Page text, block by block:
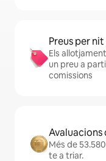
Preus per
Els
un preu a
comissions
Avaluacions
Més de
te a triar.